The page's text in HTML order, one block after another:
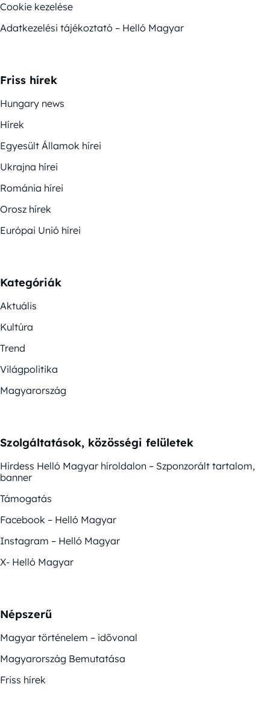
Cookie kezelése
Adatkezelési tájékoztató – Helló Magyar
Friss hírek
Hungary news
Hírek
Egyesült Államok hírei
Ukrajna hírei
Románia hírei
Orosz hírek
Európai Unió hírei
Kategóriák
Aktuális
Kultúra
Trend
Világpolitika
Magyarország
Szolgáltatások, közösségi felületek
Hirdess Helló Magyar híroldalon – Szponzorált tartalom,
banner
Támogatás
Facebook – Helló Magyar
Instagram – Helló Magyar
X- Helló Magyar
Népszerű
Magyar történelem – idővonal
Magyarország Bemutatása
Friss hírek